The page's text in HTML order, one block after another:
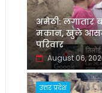
अमेठी: लगातार
मकान, खुले
परिवार
August 06,
उत्तर प्रदेश